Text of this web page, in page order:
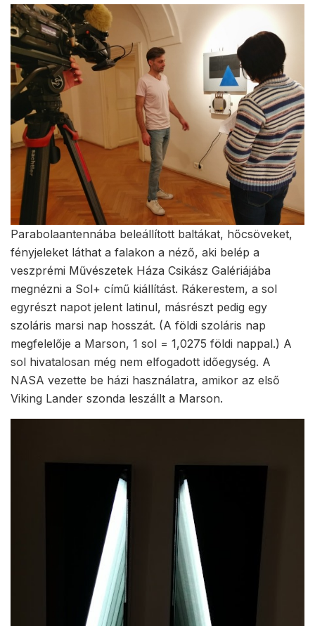
Parabolaantennába beleállított baltákat, hőcsöveket,
fényjeleket láthat a falakon a néző, aki belép a
veszprémi Művészetek Háza Csikász Galériájába
megnézni a Sol+ című kiállítást. Rákerestem, a sol
egyrészt napot jelent latinul, másrészt pedig egy
szoláris marsi nap hosszát. (A földi szoláris nap
megfelelője a Marson, 1 sol = 1,0275 földi nappal.) A
sol hivatalosan még nem elfogadott időegység. A
NASA vezette be házi használatra, amikor az első
Viking Lander szonda leszállt a Marson.